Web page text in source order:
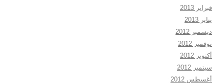
فبراير 2013
يناير 2013
ديسمبر 2012
نوفمبر 2012
أكتوبر 2012
سبتمبر 2012
أغسطس 2012